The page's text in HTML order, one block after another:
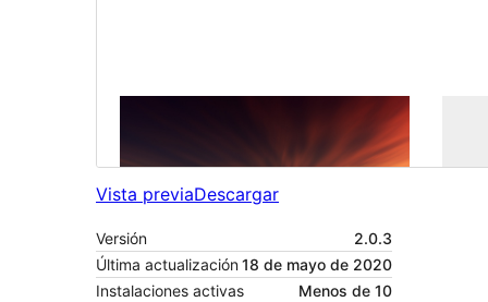
Vista previaDescargar
Versión
2.0.3
Última actualización18 de mayo de 2020
Instalaciones activas
Menos de 10